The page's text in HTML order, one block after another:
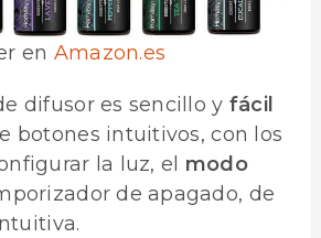
en Amazon.es
difusor es sencillo y fácil
botones intuitivos, con los
la luz, el modo
de apagado, de